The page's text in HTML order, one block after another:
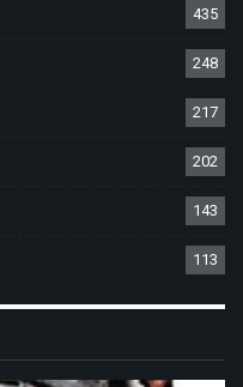
435
248
217
202
143
113